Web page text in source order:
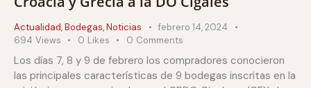
Actualidad,Bodegas,Noticias
febrero 14, 2024
694 Views 0 Likes 0 Comments
Los días 7, 8 y 9 de febrero los compradores conocieron
las principales características de 9 bodegas inscritas en la